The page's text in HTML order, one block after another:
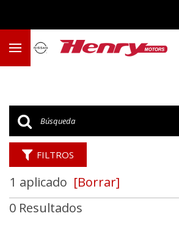
FILTROS
1 aplicado [Borrar]
0 Resultados